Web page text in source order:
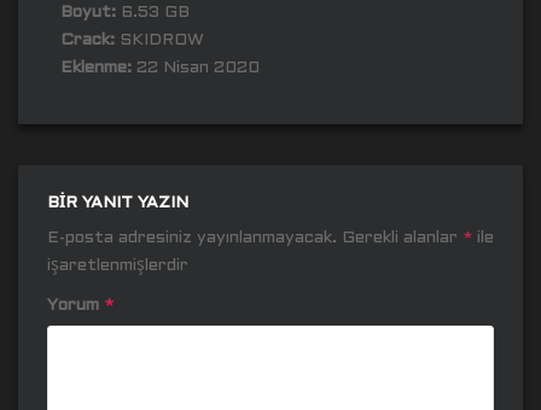
Boyut: 6.53 GB
Crack: SKIDROW
Eklenme: 22 Nisan 2020
BIR YANIT YAZIN
E-posta adresiniz yayınlanmayacak. Gerekli alanlar * ile
işaretlenmişlerdir
Yorum *